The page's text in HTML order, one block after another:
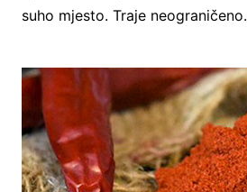
suho mjesto. Traje neograničeno.